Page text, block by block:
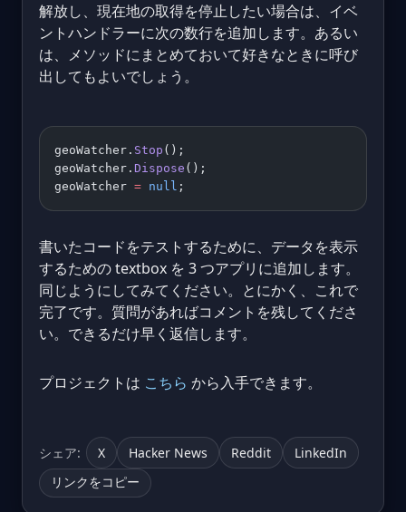
解放し、現在地の取得を停止したい場合は、イベ
ントハンドラーに次の数行を追加します。あるい
は、メソッドにまとめておいて好きなときに呼び
出してもよいでしょう。
geoWatcher. Stop ();
geoWatcher. Dispose ();
geoWatcher = null ;
書いたコードをテストするために、データを表示
するための textbox を 3 つアプリに追加します。
同じようにしてみてください。とにかく、これで
完了です。質問があればコメントを残してくださ
い。できるだけ早く返信します。
プロジェクトは こちら から入手できます。
シェア: X Hacker News Reddit LinkedIn
リンクをコピー